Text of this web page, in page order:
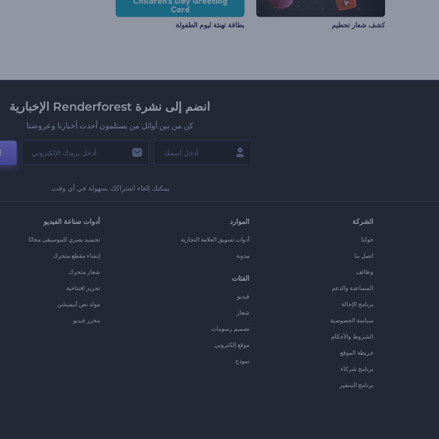
كشف شعار تحطيم بطاقة تهنئة ليوم الطفولة
انضم إلى نشرة Renderforest الإخبارية
كن من بين أوائل من يستلمون أحدث أخبارنا وعروضنا
يمكنك إلغاء اشتراكك بسهولة في أي وقت.
الشركة
حولنا
اتصل بنا
وظائف
المساعدة والدعم
برنامج الإحالة
سياسة الخصوصية
الشروط والأحكام
خريطة الموقع
برنامج شركاء
برنامج السفير
الموارد
أدوات تسويق العلامة التجارية
مدونة
الفئات
فيديو
شعار
تصميم رسومات
موقع إلكتروني
نموذج
أدوات صناعة الفيديو
تجسيد بصري للموسيقى مجانًا
إنشاء مقطع متحرك
شعار متحرك
تحرير افتتاحية
مولد نص أنيميشن
محرر فيديو